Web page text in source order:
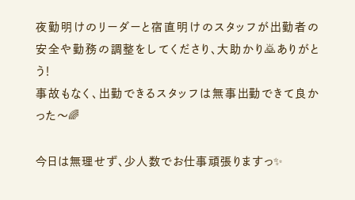
夜勤明けのリーダーと宿直明けのスタッフが出勤者の
安全や勤務の調整をしてくださり、大助かり🙇ありがと
う！
事故もなく、出勤できるスタッフは無事出勤できて良か
った～🌈
今日は無理せず、少人数でお仕事頑張りますっ✨